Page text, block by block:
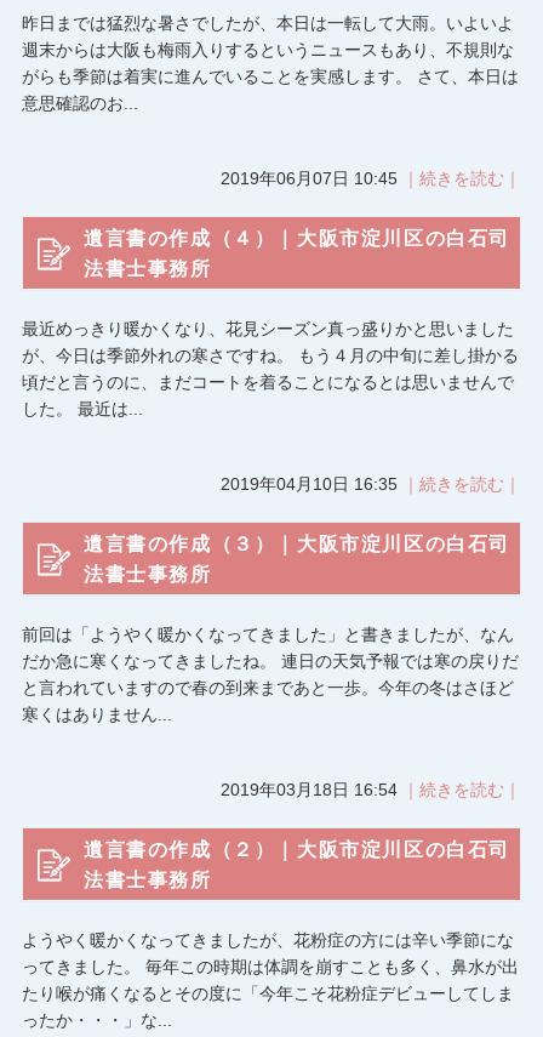
昨日までは猛烈な暑さでしたが、本日は一転して大雨。いよいよ
週末からは大阪も梅雨入りするというニュースもあり、不規則な
がらも季節は着実に進んでいることを実感します。 さて、本日は
意思確認のお...
2019年06月07日 10:45 ｜続きを読む｜
遺言書の作成（４）｜大阪市淀川区の白石司
法書士事務所
最近めっきり暖かくなり、花見シーズン真っ盛りかと思いました
が、今日は季節外れの寒さですね。 もう４月の中旬に差し掛かる
頃だと言うのに、まだコートを着ることになるとは思いませんで
した。 最近は...
2019年04月10日 16:35 ｜続きを読む｜
遺言書の作成（３）｜大阪市淀川区の白石司
法書士事務所
前回は「ようやく暖かくなってきました」と書きましたが、なん
だか急に寒くなってきましたね。 連日の天気予報では寒の戻りだ
と言われていますので春の到来まであと一歩。今年の冬はさほど
寒くはありません...
2019年03月18日 16:54 ｜続きを読む｜
遺言書の作成（２）｜大阪市淀川区の白石司
法書士事務所
ようやく暖かくなってきましたが、花粉症の方には辛い季節にな
ってきました。 毎年この時期は体調を崩すことも多く、鼻水が出
たり喉が痛くなるとその度に「今年こそ花粉症デビューしてしま
ったか・・・」な...